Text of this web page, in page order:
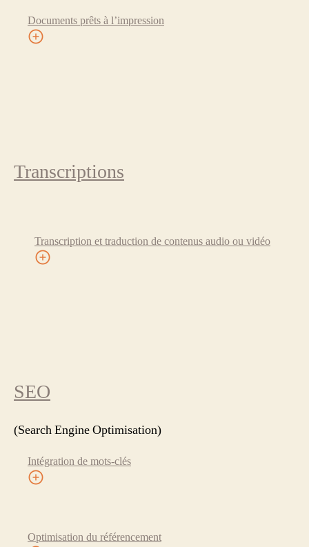
Documents prêts à l’impression
Transcriptions
Transcription et traduction de contenus audio ou vidéo
SEO
(Search Engine Optimisation)
Intégration de mots-clés
Optimisation du référencement